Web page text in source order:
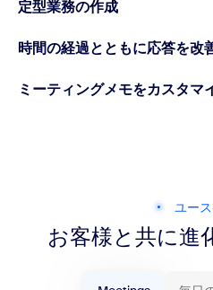
定型業務の作成
時間の経過とともに応答を改
ミーティングメモをカスタマ
ユー
お客様と共に進